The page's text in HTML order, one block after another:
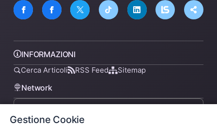
Gestione Cookie
INFORMAZIONI
Cerca Articoli RSS Feed Sitemap
Network